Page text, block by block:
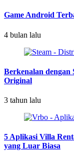
Game Android
4 bulan lalu
Berkenalan
Original
3 tahun lalu
5 Aplikasi Villa
yang Luar Biasa